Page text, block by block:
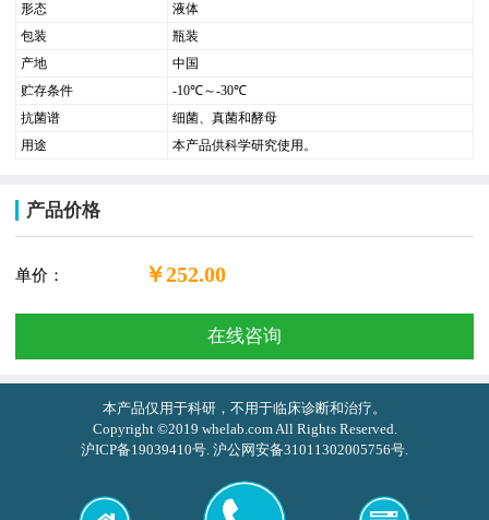
形态
液体
包装
瓶装
产地
中国
贮存条件
-10℃～-30℃
抗菌谱
细菌、真菌和酵母
用途
本产品供科学研究使用。
产品价格
单价： ￥252.00
在线咨询
本产品仅用于科研，不用于临床诊断和治疗。
Copyright ©2019 whelab.com All Rights Reserved.
沪ICP备19039410号. 沪公网安备31011302005756号.